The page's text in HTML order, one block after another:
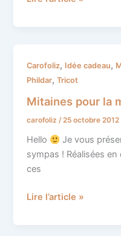
Carofoliz, Idée cadeau,
Phildar,Tricot
Mitaines pour la
carofoliz /25 octobre 2012
Hello
Je vous
sympas ! Réalisées
ces
Mitaines
pour
mi-
saison
Lire l’article »